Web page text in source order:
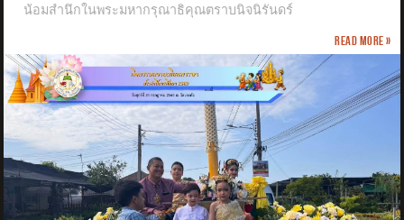
น้อมสำนึกในพระมหากรุณาธิคุณตราบนิจนิรันดร์
Read more »